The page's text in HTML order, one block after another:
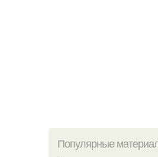
Популярные